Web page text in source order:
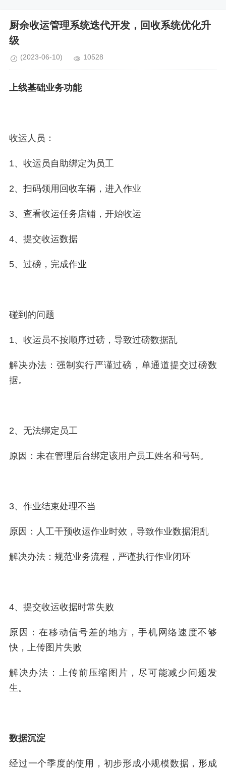
厨余收运管理系统迭代开发，回收系统优化升
级
(2023-06-10) 10528
上线基础业务功能
收运人员：
1、收运员自助绑定为员工
2、扫码领用回收车辆，进入作业
3、查看收运任务店铺，开始收运
4、提交收运数据
5、过磅，完成作业
碰到的问题
1、收运员不按顺序过磅，导致过磅数据乱
解决办法：强制实行严谨过磅，单通道提交过磅数
据。
2、无法绑定员工
原因：未在管理后台绑定该用户员工姓名和号码。
3、作业结束处理不当
原因：人工干预收运作业时效，导致作业数据混乱
解决办法：规范业务流程，严谨执行作业闭环
4、提交收运收据时常失败
原因：在移动信号差的地方，手机网络速度不够
快，上传图片失败
解决办法：上传前压缩图片，尽可能减少问题发
生。
数据沉淀
经过一个季度的使用，初步形成小规模数据，形成